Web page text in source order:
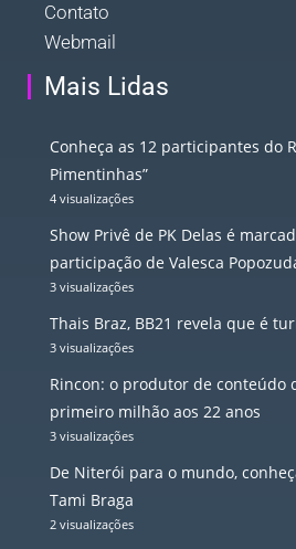
Contato
Webmail
Mais Lidas
Conheça as 12 participantes do
Pimentinhas”
4 visualizações
Show Privê de PK Delas é
participação de Valesca
3 visualizações
Thais Braz, BB21 revela que é
3 visualizações
Rincon: o produtor de conteúdo
primeiro milhão aos 22 anos
3 visualizações
De Niterói para o mundo,
Tami Braga
2 visualizações